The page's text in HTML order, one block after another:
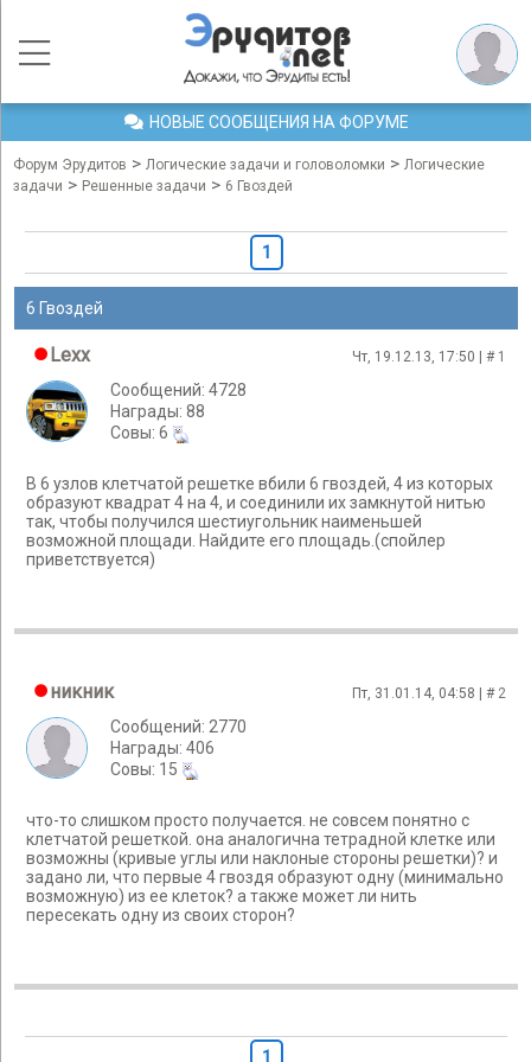
НОВЫЕ СООБЩЕНИЯ НА ФОРУМЕ
Форум Эрудитов > Логические задачи и головоломки > Логические
задачи > Решенные задачи > 6 Гвоздей
1
6 Гвоздей
Lexx Чт, 19.12.13, 17:50 | # 1
Сообщений: 4728
Награды: 88
Cовы: 6
В 6 узлов клетчатой решетке вбили 6 гвоздей, 4 из которых
образуют квадрат 4 на 4, и соединили их замкнутой нитью
так, чтобы получился шестиугольник наименьшей
возможной площади. Найдите его площадь.(спойлер
приветствуется)
никник Пт, 31.01.14, 04:58 | # 2
Сообщений: 2770
Награды: 406
Cовы: 15
что-то слишком просто получается. не совсем понятно с
клетчатой решеткой. она аналогична тетрадной клетке или
возможны (кривые углы или наклоные стороны решетки)? и
задано ли, что первые 4 гвоздя образуют одну (минимально
возможную) из ее клеток? а также может ли нить
пересекать одну из своих сторон?
1